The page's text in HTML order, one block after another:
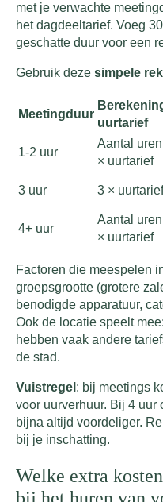
met je verwachte
het dagdeeltarief. Voeg
geschatte duur voor een
Gebruik deze simpele
Meetingduur
uurtarief
1-2 uur
Aantal uren
× uurtarief
3 uur 3 × uurtarief
4+ uur
Aantal uren
× uurtarief
Factoren die meespelen
groepsgrootte (grotere
benodigde apparatuur,
Ook de locatie speelt mee:
hebben vaak andere
de stad.
Vuistregel : bij meetings
voor uurverhuur. Bij 4
bijna altijd voordeliger.
bij je inschatting.
Welke extra